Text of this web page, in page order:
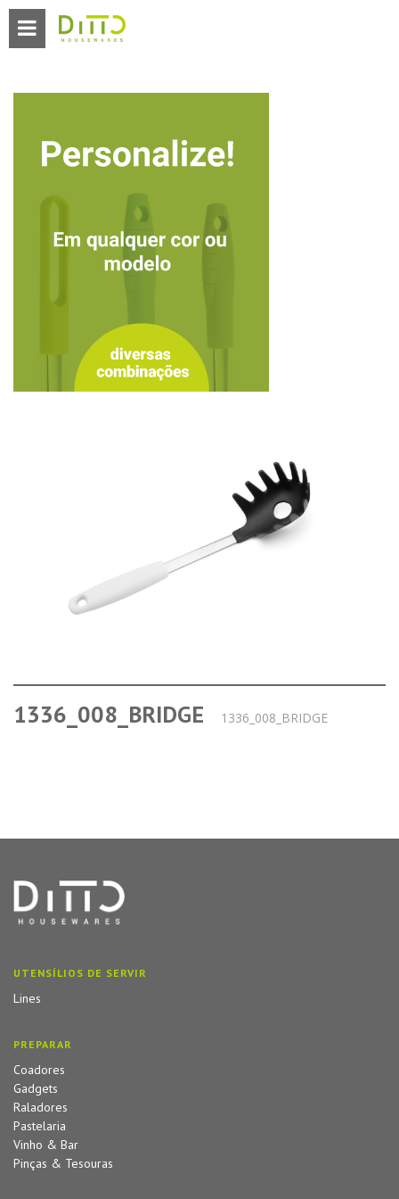
1336_008_BRIDGE 1336_008_BRIDGE
UTENSÍLIOS DE SERVIR
Lines
PREPARAR
Coadores
Gadgets
Raladores
Pastelaria
Vinho & Bar
Pinças & Tesouras